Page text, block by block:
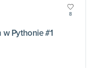
8
Pythonie #1